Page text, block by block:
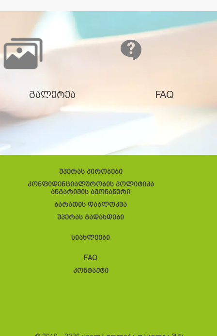
გალერეა FAQ
უპერას პირობები
კონფიდენციალურობის პოლიტიკა
ანგარიშის ამონაწერი
ბარათის დაბლოკვა
უპერას გადახდები
სიახლეები
FAQ
კონტაქტი